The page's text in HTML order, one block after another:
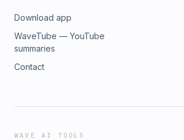
Download app
WaveTube — YouTube
summaries
Contact
WAVE AI TOOLS